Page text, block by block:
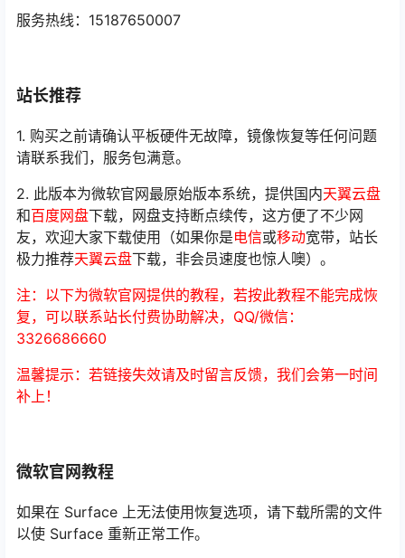
服务热线：15187650007
站长推荐
1. 购买之前请确认平板硬件无故障，镜像恢复等任何问题
请联系我们，服务包满意。
2. 此版本为微软官网最原始版本系统，提供国内天翼云盘
和百度网盘下载，网盘支持断点续传，这方便了不少网
友，欢迎大家下载使用（如果你是电信或移动宽带，站长
极力推荐天翼云盘下载，非会员速度也惊人噢）。
注：以下为微软官网提供的教程，若按此教程不能完成恢
复，可以联系站长付费协助解决，QQ/微信：
3326686660
温馨提示：若链接失效请及时留言反馈，我们会第一时间
补上！
微软官网教程
如果在 Surface 上无法使用恢复选项，请下载所需的文件
以使 Surface 重新正常工作。